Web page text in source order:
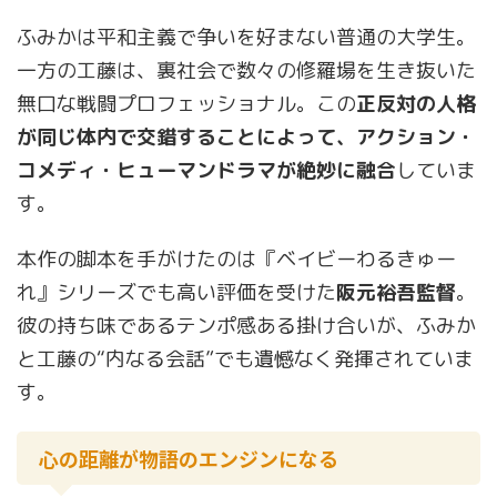
ふみかは平和主義で争いを好まない普通の大学生。
一方の工藤は、裏社会で数々の修羅場を生き抜いた
無口な戦闘プロフェッショナル。この正反対の人格
が同じ体内で交錯することによって、アクション・
コメディ・ヒューマンドラマが絶妙に融合していま
す。
本作の脚本を手がけたのは『ベイビーわるきゅー
れ』シリーズでも高い評価を受けた阪元裕吾監督。
彼の持ち味であるテンポ感ある掛け合いが、ふみか
と工藤の“内なる会話”でも遺憾なく発揮されていま
す。
心の距離が物語のエンジンになる